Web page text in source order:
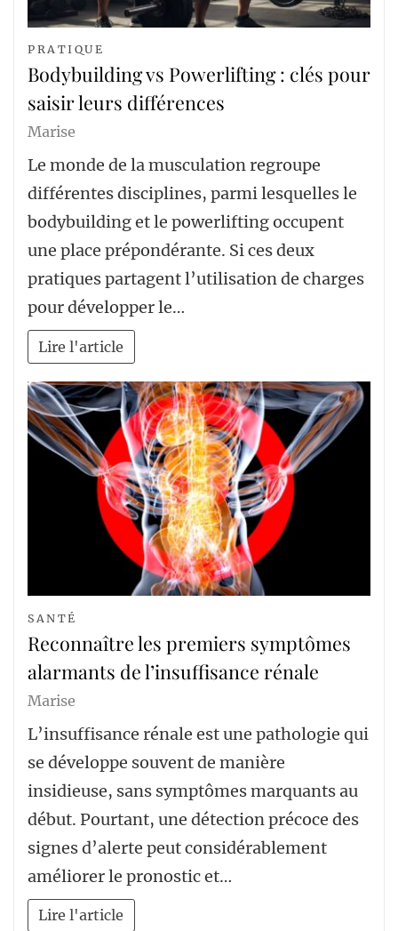
PRATIQUE
Bodybuilding vs Powerlifting : clés pour
saisir leurs différences
Marise
Le monde de la musculation regroupe
différentes disciplines, parmi lesquelles le
bodybuilding et le powerlifting occupent
une place prépondérante. Si ces deux
pratiques partagent l’utilisation de charges
pour développer le…
Lire l'article
SANTÉ
Reconnaître les premiers symptômes
alarmants de l’insuffisance rénale
Marise
L’insuffisance rénale est une pathologie qui
se développe souvent de manière
insidieuse, sans symptômes marquants au
début. Pourtant, une détection précoce des
signes d’alerte peut considérablement
améliorer le pronostic et…
Lire l'article